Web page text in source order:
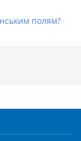
полям?